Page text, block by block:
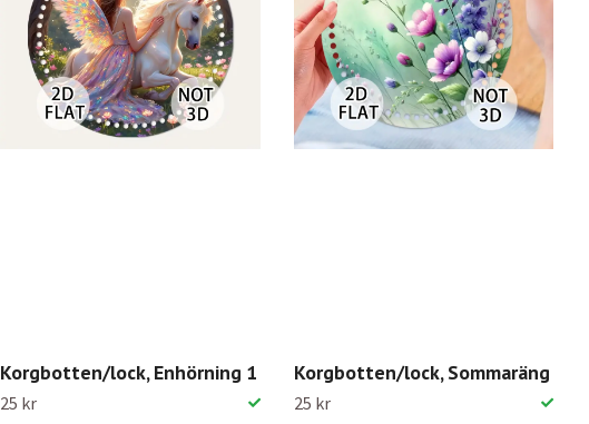
Korgbotten/lock, Enhörning 1
25 kr
Korgbotten/lock, Sommaräng
25 kr